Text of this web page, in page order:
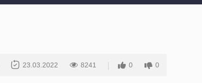
23.03.2022 8241 0 0